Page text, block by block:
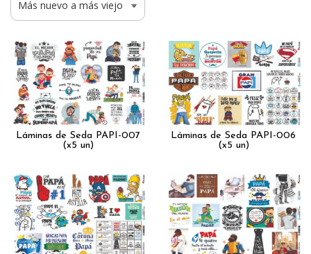
Láminas de Seda PAPI-007
(x5 un)
Láminas de Seda PAPI-006
(x5 un)